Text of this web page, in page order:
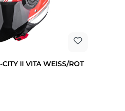
II VITA WEISS/ROT